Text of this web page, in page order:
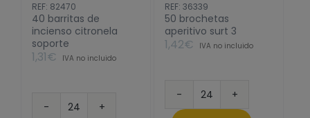
REF: 82470
40 barritas de
incienso citronela
soporte
1,31€ IVA no incluido
40
REF: 36339
50 brochetas
aperitivo surt 3
1,42€ IVA no incluido
50